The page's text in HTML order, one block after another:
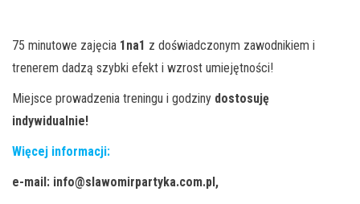
75 minutowe zajęcia 1na1 z doświadczonym zawodnikiem i
trenerem dadzą szybki efekt i wzrost umiejętności!
Miejsce prowadzenia treningu i godziny dostosuję
indywidualnie!
Więcej informacji:
e-mail: info@slawomirpartyka.com.pl,